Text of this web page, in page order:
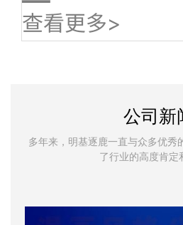
公司新
多年来，明基逐鹿一直与众多优秀
了行业的高度肯定